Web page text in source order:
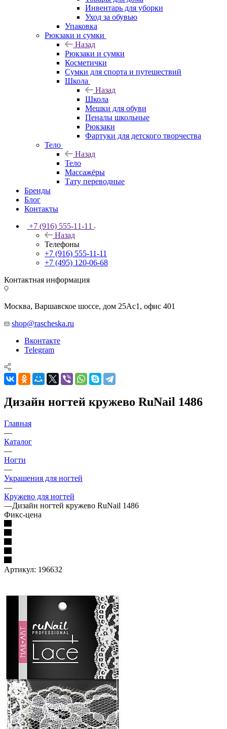
Инвентарь для уборки
Уход за обувью
Упаковка
Рюкзаки и сумки
Назад
Рюкзаки и сумки
Косметички
Сумки для спорта и путешествий
Школа
Назад
Школа
Мешки для обуви
Пеналы школьные
Рюкзаки
Фартуки для детского творчества
Тело
Назад
Тело
Массажёры
Тату переводные
Бренды
Блог
Контакты
+7 (916) 555-11-11
Назад
Телефоны
+7 (916) 555-11-11
+7 (495) 120-06-68
Контактная информация
Москва, Варшавское шоссе, дом 25Аc1, офис 401
shop@rascheska.ru
Вконтакте
Telegram
Дизайн ногтей кружево RuNail 1486
Главная
—
Каталог
—
Ногти
—
Украшения для ногтей
—
Кружево для ногтей
—Дизайн ногтей кружево RuNail 1486
Фикс-цена
Артикул: 196632